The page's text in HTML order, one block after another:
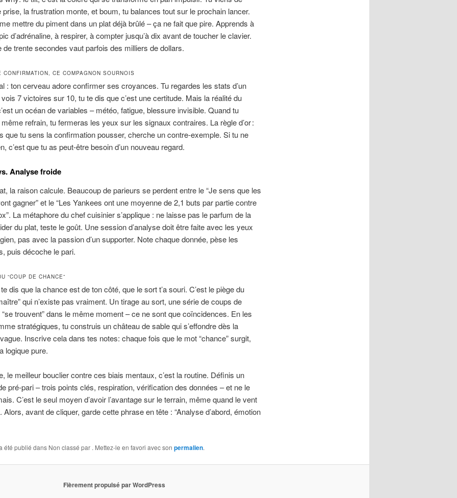
prise, la frustration monte, et boum, tu balances tout sur le prochain lancer.
mettre du piment dans un plat déjà brûlé – ça ne fait que pire. Apprends à
d’adrénaline, à respirer, à compter jusqu’à dix avant de toucher le clavier.
de trente secondes vaut parfois des milliers de dollars.
CE COMPAGNON SOURNOIS
: ton cerveau adore confirmer ses croyances. Tu regardes les stats d’un
7 victoires sur 10, tu te dis que c’est une certitude. Mais la réalité du
un océan de variables – météo, fatigue, blessure invisible. Quand tu
refrain, tu fermeras les yeux sur les signaux contraires. La règle d’or :
que tu sens la confirmation pousser, cherche un contre‑exemple. Si tu ne
c’est que tu as peut‑être besoin d’un nouveau regard.
Analyse froide
la raison calcule. Beaucoup de parieurs se perdent entre le “Je sens que les
gagner” et le “Les Yankees ont une moyenne de 2,1 buts par partie contre
La métaphore du chef cuisinier s’applique : ne laisse pas le parfum de la
du plat, teste le goût. Une session d’analyse doit être faite avec les yeux
pas avec la passion d’un supporter. Note chaque donnée, pèse les
puis décoche le pari.
“COUP DE CHANCE”
dis que la chance est de ton côté, que le sort t’a souri. C’est le piège du
qui n’existe pas vraiment. Un tirage au sort, une série de coups de
trouvent” dans le même moment – ce ne sont que coïncidences. En les
stratégiques, tu construis un château de sable qui s’effondre dès la
Inscrive cela dans tes notes: chaque fois que le mot “chance” surgit,
logique pure.
le meilleur bouclier contre ces biais mentaux, c’est la routine. Définis un
pré‑pari – trois points clés, respiration, vérification des données – et ne le
C’est le seul moyen d’avoir l’avantage sur le terrain, même quand le vent
Alors, avant de cliquer, garde cette phrase en tête : “Analyse d’abord, émotion
été publié dans Non classé par . Mettez-le en favori avec son permalien.
Fièrement propulsé par WordPress